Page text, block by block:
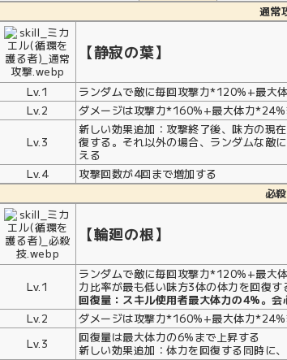
通常
【静寂の葉】
Lv.1
ランダムで敵に毎回攻撃力*120%+最大
Lv.2
ダメージは攻撃力*160%+最大体力*24%
Lv.3
新しい効果追加：攻撃終了後、味方の現
復する。それ以外の場合、ランダムな敵
える
Lv.4
攻撃回数が4回まで増加する
必
【輪廻の根】
Lv.1
ランダムで敵に毎回攻撃力*120%+最大
力比率が最も低い味方3体の体力を回復す
回復量：スキル使用者最大体力の4%。会
Lv.2
ダメージは攻撃力*160%+最大体力*24%
Lv.3
回復量は最大体力の6%まで上昇する
新しい効果追加：体力を回復する同時に